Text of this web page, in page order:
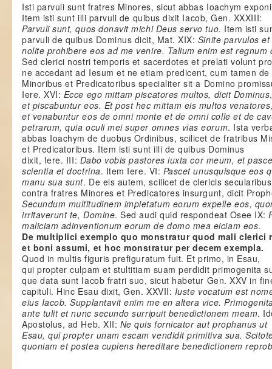
Isti parvuli sunt fratres Minores, sicut abbas Ioachym
Item isti sunt illi parvuli de quibus dixit Iacob, Gen. XXXIII:
Parvuli sunt, quos donavit michi Deus servo tuo. Item isti
parvuli de quibus Dominus dicit, Mat. XIX: Sinite parvulos et
nolite prohibere eos ad me venire. Talium enim est regnum
Sed clerici nostri temporis et sacerdotes et prelati volunt
ne accedant ad Iesum et ne etiam predicent, cum tamen
Minoribus et Predicatoribus specialiter sit a Domino
Iere. XVI: Ecce ego mittam piscatores multos, dicit Dominus
et piscabuntur eos. Et post hec mittam eis multos venatores
et venabuntur eos de omni monte et de omni colle et de
petrarum, quia oculi mei super omnes vias eorum. Ista
abbas Ioachym de duobus Ordinibus, scilicet de fratribus
et Predicatoribus. Item isti sunt illi de quibus Dominus
dixit, Iere. III: Dabo vobis pastores iuxta cor meum, et
scientia et doctrina. Item Iere. VI: Pascet unusquisque eos
manu sua sunt. De eis autem, scilicet de clericis
contra fratres Minores et Predicatores insurgunt, dicit
Secundum multitudinem impietatum eorum expelle eos,
irritaverunt te, Domine. Sed audi quid respondeat Osee IX:
maliciam adinventionum eorum de domo mea eiciam eos.
De multiplici exemplo quo monstratur quod mali clerici
et boni assumi, et hoc monstratur per decem exempla.
Quod in multis figuris prefiguratum fuit. Et primo, in Esau,
qui propter culpam et stultitiam suam perdidit primogenita
que data sunt Iacob fratri suo, sicut habetur Gen. XXV in
capituli. Hinc Esau dixit, Gen. XXVII: Iuste vocatum est
eius Iacob. Supplantavit enim me en altera vice.
ante tulit et nunc secundo surripuit benedictionem meam.
Apostolus, ad Heb. XII: Ne quis fornicator aut prophanus ut
Esau, qui propter unam escam vendidit primitiva sua.
quoniam et postea cupiens hereditare benedictionem